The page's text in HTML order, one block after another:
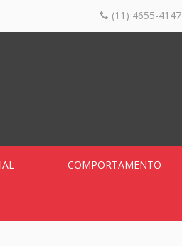
(11) 4655-4147
COMPORTAMENTO